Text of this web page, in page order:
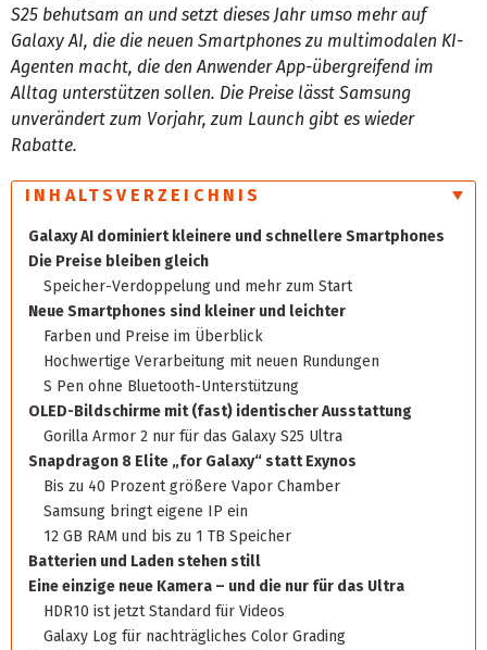
S25 behutsam an und setzt dieses Jahr umso mehr auf
Galaxy AI, die die neuen Smartphones zu multimodalen KI-
Agenten macht, die den Anwender App-übergreifend im
Alltag unterstützen sollen. Die Preise lässt Samsung
unverändert zum Vorjahr, zum Launch gibt es wieder
Rabatte.
INHALTSVERZEICHNIS
Galaxy AI dominiert kleinere und schnellere Smartphones
Die Preise bleiben gleich
Speicher-Verdoppelung und mehr zum Start
Neue Smartphones sind kleiner und leichter
Farben und Preise im Überblick
Hochwertige Verarbeitung mit neuen Rundungen
S Pen ohne Bluetooth-Unterstützung
OLED-Bildschirme mit (fast) identischer Ausstattung
Gorilla Armor 2 nur für das Galaxy S25 Ultra
Snapdragon 8 Elite „for Galaxy“ statt Exynos
Bis zu 40 Prozent größere Vapor Chamber
Samsung bringt eigene IP ein
12 GB RAM und bis zu 1 TB Speicher
Batterien und Laden stehen still
Eine einzige neue Kamera – und die nur für das Ultra
HDR10 ist jetzt Standard für Videos
Galaxy Log für nachträgliches Color Grading